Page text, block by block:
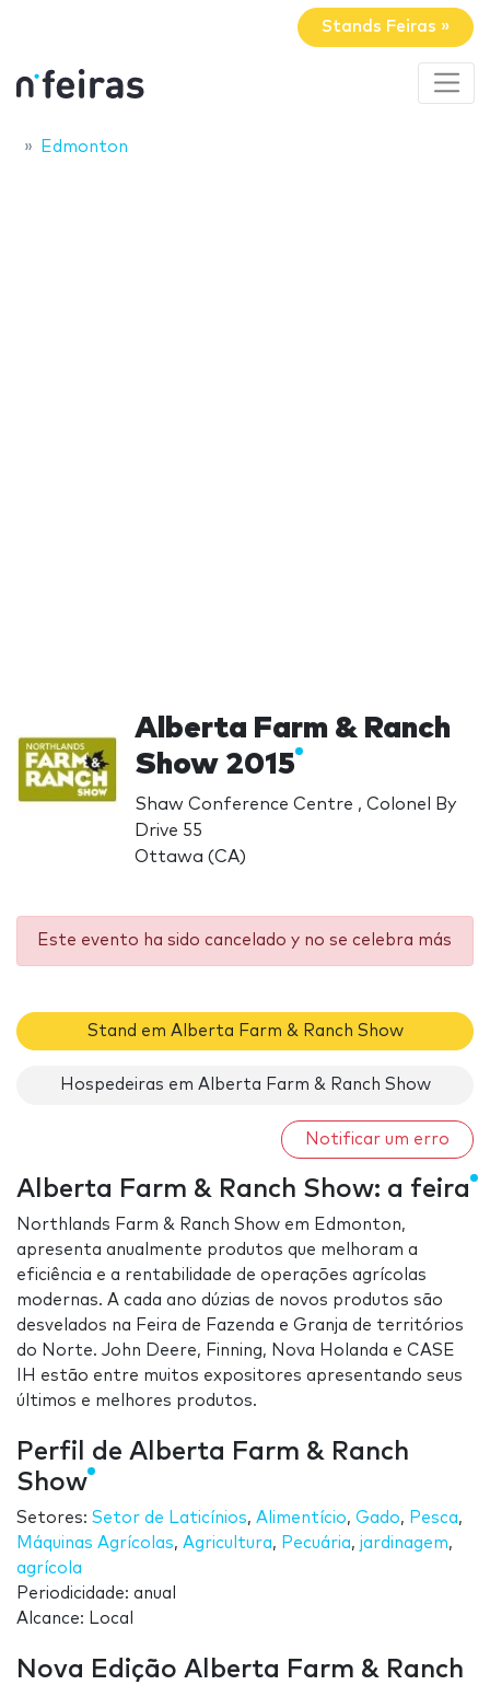
Stands Feiras »
Edmonton
Alberta Farm & Ranch
Show 2015
Shaw Conference Centre , Colonel By
Drive 55
Ottawa (CA)
Este evento ha sido cancelado y no se celebra más
Stand em Alberta Farm & Ranch Show
Hospedeiras em Alberta Farm & Ranch Show
Notificar um erro
Alberta Farm & Ranch Show: a feira
Northlands Farm & Ranch Show em Edmonton,
apresenta anualmente produtos que melhoram a
eficiência e a rentabilidade de operações agrícolas
modernas. A cada ano dúzias de novos produtos são
desvelados na Feira de Fazenda e Granja de territórios
do Norte. John Deere, Finning, Nova Holanda e CASE
IH estão entre muitos expositores apresentando seus
últimos e melhores produtos.
Perfil de Alberta Farm & Ranch
Show
Setores: Setor de Laticínios, Alimentício, Gado, Pesca,
Máquinas Agrícolas, Agricultura, Pecuária, jardinagem,
agrícola
Periodicidade: anual
Alcance: Local
Nova Edição Alberta Farm & Ranch